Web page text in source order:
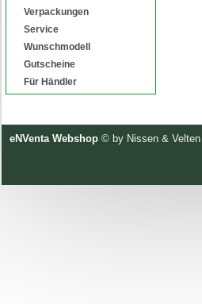
Verpackungen
Service
Wunschmodell
Gutscheine
Für Händler
eNVenta Webshop © by Nissen &